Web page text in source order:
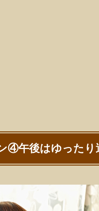
④午後はゆったり